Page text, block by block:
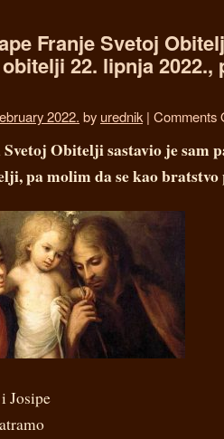
Franje Svetoj
22. lipnja
2022. by urednik | Comments
Obitelji sastavio je sam
pa molim da se kao
Josipe